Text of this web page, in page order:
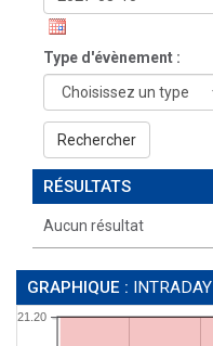
Type d'évènement :
Rechercher
RÉSULTATS
Aucun résultat
GRAPHIQUE : INTRADAY
21.20